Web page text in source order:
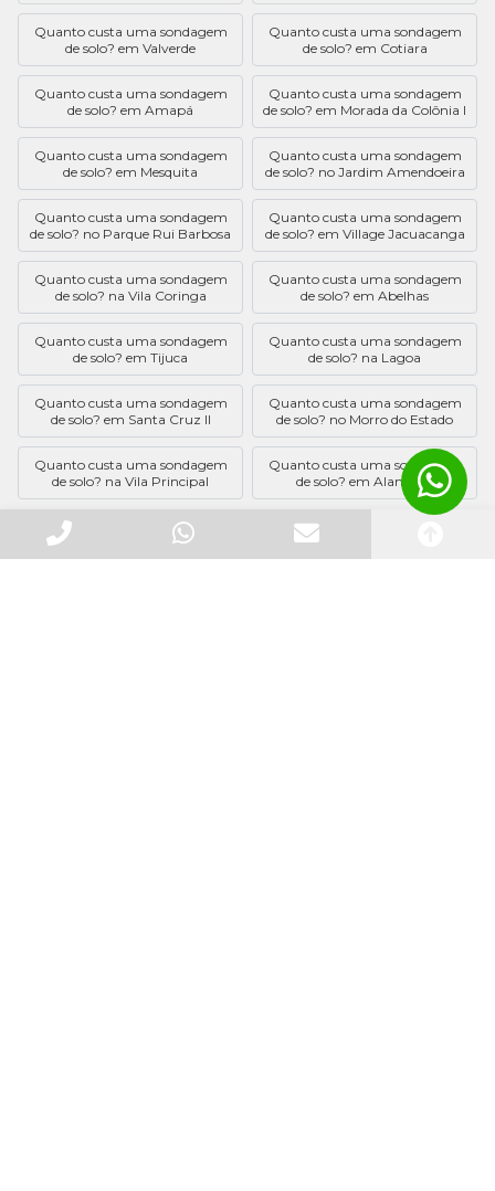
Quanto custa uma sondagem
de solo? em Valverde
Quanto custa uma sondagem
de solo? em Cotiara
Quanto custa uma sondagem
de solo? em Amapá
Quanto custa uma sondagem
de solo? em Morada da Colônia I
Quanto custa uma sondagem
de solo? em Mesquita
Quanto custa uma sondagem
de solo? no Jardim Amendoeira
Quanto custa uma sondagem
de solo? no Parque Rui Barbosa
Quanto custa uma sondagem
de solo? em Village Jacuacanga
Quanto custa uma sondagem
de solo? na Vila Coringa
Quanto custa uma sondagem
de solo? em Abelhas
Quanto custa uma sondagem
de solo? em Tijuca
Quanto custa uma sondagem
de solo? na Lagoa
Quanto custa uma sondagem
de solo? em Santa Cruz II
Quanto custa uma sondagem
de solo? no Morro do Estado
Quanto custa uma sondagem
de solo? na Vila Principal
Quanto custa uma sondagem
de solo? em Alambari